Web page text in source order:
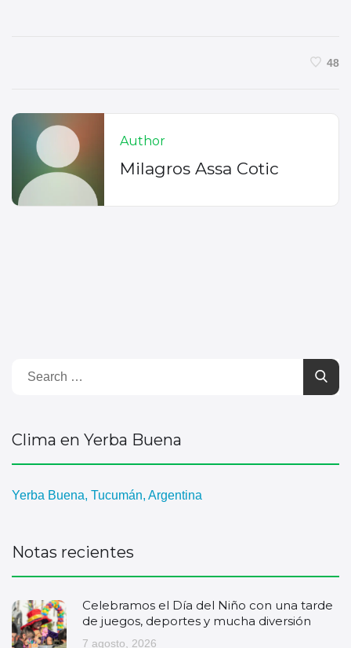
48
Author
Milagros Assa Cotic
Clima en Yerba Buena
Yerba Buena, Tucumán, Argentina
Notas recientes
Celebramos el Día del Niño con una tarde
de juegos, deportes y mucha diversión
7 agosto, 2026